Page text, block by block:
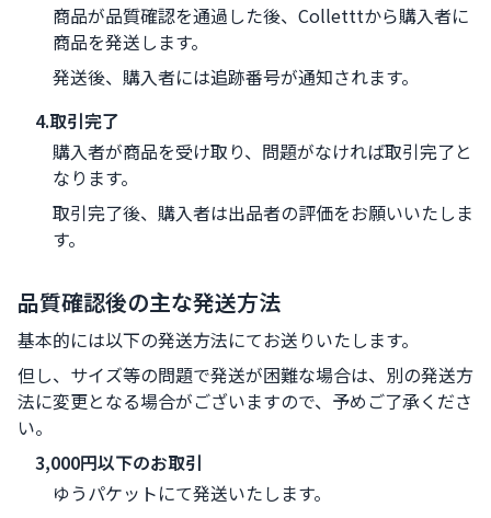
商品が品質確認を通過した後、Colletttから購入者に
商品を発送します。
発送後、購入者には追跡番号が通知されます。
4.取引完了
購入者が商品を受け取り、問題がなければ取引完了と
なります。
取引完了後、購入者は出品者の評価をお願いいたしま
す。
品質確認後の主な発送方法
基本的には以下の発送方法にてお送りいたします。
但し、サイズ等の問題で発送が困難な場合は、別の発送方
法に変更となる場合がございますので、予めご了承くださ
い。
3,000円以下のお取引
ゆうパケットにて発送いたします。